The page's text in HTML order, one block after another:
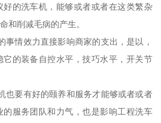
的洗车机，能够或者或者在这类繁杂
和削减毛病的产生。
事情效力直接影响商家的支出，是以，
的装备自控水平，技巧水平，开关节
也要有好的颐养和服务才能够或者或者
服务团队和力气，也是影响工程洗车